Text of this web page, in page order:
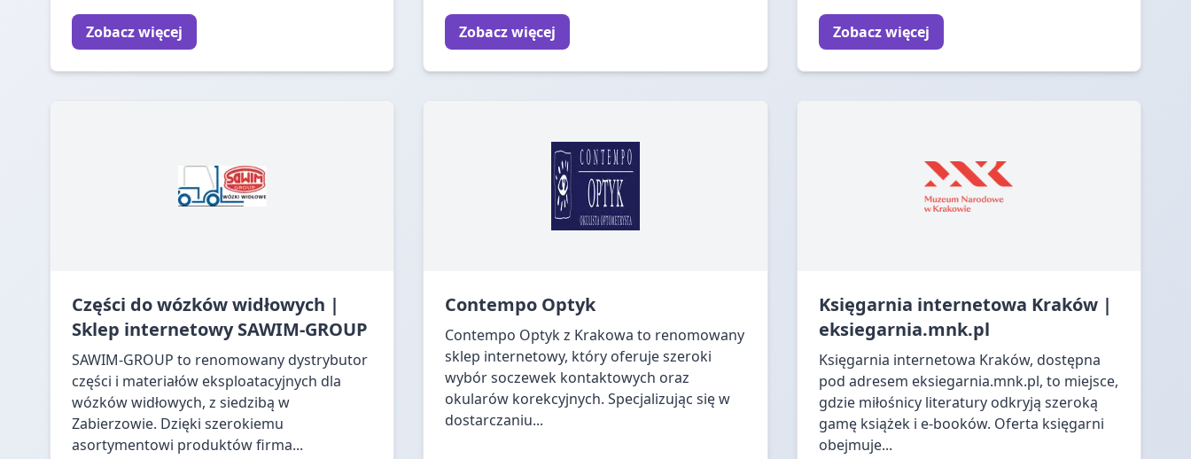
Zobacz więcej Zobacz więcej Zobacz więcej
Części do wózków widłowych |
Sklep internetowy SAWIM-GROUP
SAWIM-GROUP to renomowany dystrybutor
części i materiałów eksploatacyjnych dla
wózków widłowych, z siedzibą w
Zabierzowie. Dzięki szerokiemu
asortymentowi produktów firma...
Contempo Optyk
Contempo Optyk z Krakowa to renomowany
sklep internetowy, który oferuje szeroki
wybór soczewek kontaktowych oraz
okularów korekcyjnych. Specjalizując się w
dostarczaniu...
Księgarnia internetowa Kraków |
eksiegarnia.mnk.pl
Księgarnia internetowa Kraków, dostępna
pod adresem eksiegarnia.mnk.pl, to miejsce,
gdzie miłośnicy literatury odkryją szeroką
gamę książek i e-booków. Oferta księgarni
obejmuje...